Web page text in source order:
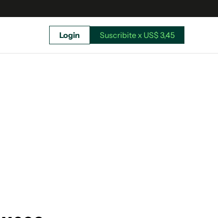
Login Suscribite x US$ 3,45